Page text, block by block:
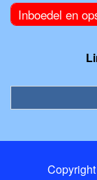
Inboedel en